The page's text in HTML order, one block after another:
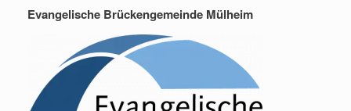
Evangelische Brückengemeinde Mülheim